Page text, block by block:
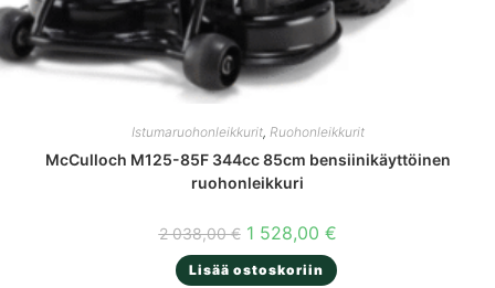
Istumaruohonleikkurit, Ruohonleikkurit
McCulloch M125-85F 344cc 85cm bensiinikäyttöinen
ruohonleikkuri
2 038,00€ Alkuperäinen
hinta
oli:
2
1 528,00 €Nykyinen
hinta
on:
1
Lisää ostoskoriin